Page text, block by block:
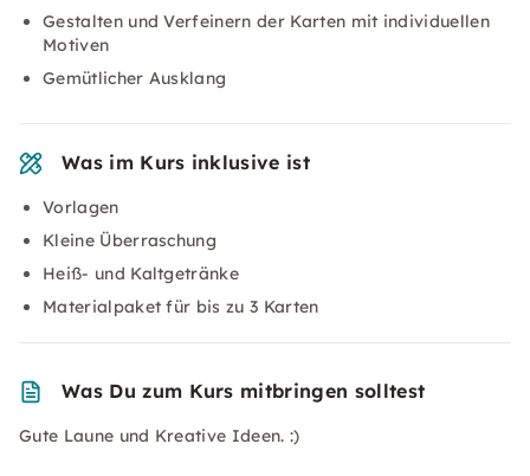
Gestalten und Verfeinern der Karten mit individuellen
Motiven
Gemütlicher Ausklang
Was im Kurs inklusive ist
Vorlagen
Kleine Überraschung
Heiß- und Kaltgetränke
Materialpaket für bis zu 3 Karten
Was Du zum Kurs mitbringen solltest
Gute Laune und Kreative Ideen. :)